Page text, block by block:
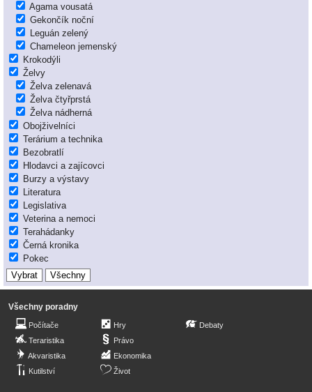
Agama vousatá
Gekončík noční
Leguán zelený
Chameleon jemenský
Krokodýli
Želvy
Želva zelenavá
Želva čtyřprstá
Želva nádherná
Obojživelníci
Terárium a technika
Bezobratlí
Hlodavci a zajícovci
Burzy a výstavy
Literatura
Legislativa
Veterina a nemoci
Terahádanky
Černá kronika
Pokec
Všechny poradny
Počítače
Teraristika
Akvaristika
Kutilství
Hry
Právo
Ekonomika
Život
Debaty